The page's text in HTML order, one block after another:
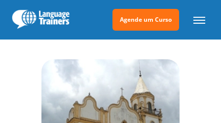
Agende um Curso